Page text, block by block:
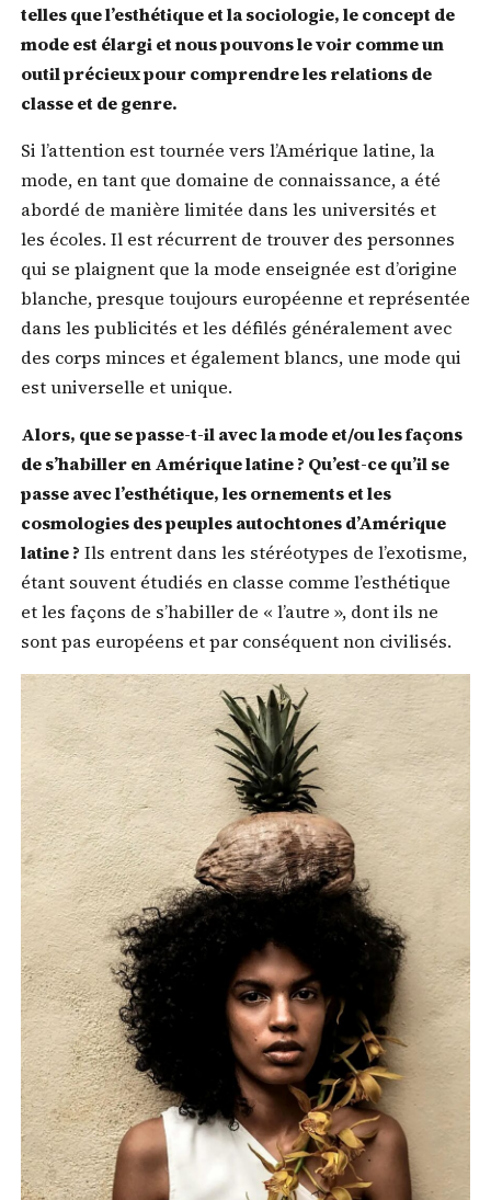
telles que l’esthétique et la sociologie, le concept de
mode est élargi et nous pouvons le voir comme un
outil précieux pour comprendre les relations de
classe et de genre.
Si l’attention est tournée vers l’Amérique latine, la
mode, en tant que domaine de connaissance, a été
abordé de manière limitée dans les universités et
les écoles. Il est récurrent de trouver des personnes
qui se plaignent que la mode enseignée est d’origine
blanche, presque toujours européenne et représentée
dans les publicités et les défilés généralement avec
des corps minces et également blancs, une mode qui
est universelle et unique.
Alors, que se passe-t-il avec la mode et/ou les façons
de s’habiller en Amérique latine ? Qu’est-ce qu’il se
passe avec l’esthétique, les ornements et les
cosmologies des peuples autochtones d’Amérique
latine ? Ils entrent dans les stéréotypes de l’exotisme,
étant souvent étudiés en classe comme l’esthétique
et les façons de s’habiller de « l’autre », dont ils ne
sont pas européens et par conséquent non civilisés.